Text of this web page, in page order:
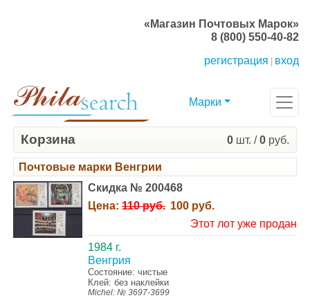
«Магазин Почтовых Марок»
8 (800) 550-40-82
регистрация
вход
Марки
Корзина 0 шт. /0 руб.
Почтовые марки Венгрии
Скидка № 200468
Цена: 110 руб. 100 руб.
Этот лот уже продан
1984 г.
Венгрия
Состояние: чистые
Клей: без наклейки
Michel: № 3697-3699